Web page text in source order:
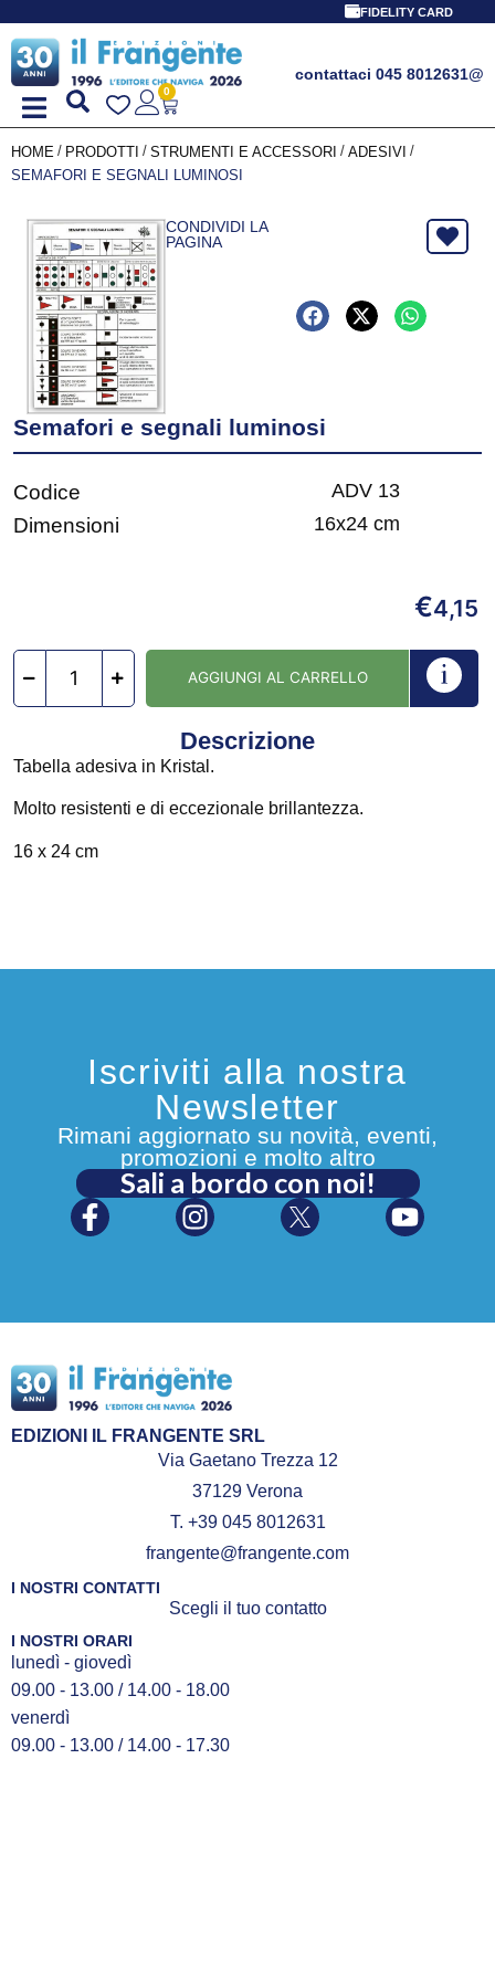
FIDELITY CARD
contattaci 045 8012631@
0
HOME / PRODOTTI / STRUMENTI E ACCESSORI / ADESIVI /
SEMAFORI E SEGNALI LUMINOSI
CONDIVIDI LA
PAGINA
Semafori e segnali luminosi
Codice ADV 13
Dimensioni 16x24 cm
€4,15
AGGIUNGI AL CARRELLO
Descrizione
Tabella adesiva in Kristal.
Molto resistenti e di eccezionale brillantezza.
16 x 24 cm
Iscriviti alla nostra
Newsletter
Rimani aggiornato su novità, eventi,
promozioni e molto altro
Sali a bordo con noi!
EDIZIONI IL FRANGENTE SRL
Via Gaetano Trezza 12
37129 Verona
T. +39 045 8012631
frangente@frangente.com
I NOSTRI CONTATTI
Scegli il tuo contatto
I NOSTRI ORARI
lunedì - giovedì
09.00 - 13.00 / 14.00 - 18.00
venerdì
09.00 - 13.00 / 14.00 - 17.30